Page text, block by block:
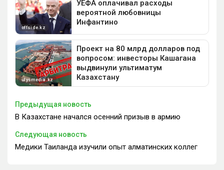
Предыдущая новость
В Казахстане начался осенний призыв в армию
Следующая новость
Медики Таиланда изучили опыт алматинских коллег